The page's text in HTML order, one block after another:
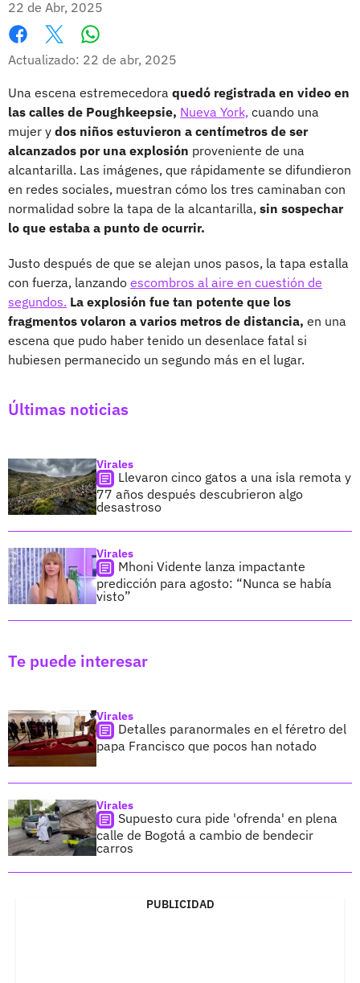
22 de Abr, 2025
Facebook
X
Actualizado: 22 de abr, 2025
Una escena estremecedora quedó registrada en video en
las calles de Poughkeepsie, Nueva York, cuando una
mujer y dos niños estuvieron a centímetros de ser
alcanzados por una explosión proveniente de una
alcantarilla. Las imágenes, que rápidamente se difundieron
en redes sociales, muestran cómo los tres caminaban con
normalidad sobre la tapa de la alcantarilla, sin sospechar
lo que estaba a punto de ocurrir.
Justo después de que se alejan unos pasos, la tapa estalla
con fuerza, lanzando escombros al aire en cuestión de
segundos. La explosión fue tan potente que los
fragmentos volaron a varios metros de distancia, en una
escena que pudo haber tenido un desenlace fatal si
hubiesen permanecido un segundo más en el lugar.
Últimas noticias
Virales
Llevaron cinco gatos a una isla remota y
77 años después descubrieron algo
desastroso
Virales
Mhoni Vidente lanza impactante
predicción para agosto: “Nunca se había
visto”
Te puede interesar
Virales
Detalles paranormales en el féretro del
papa Francisco que pocos han notado
Virales
Supuesto cura pide 'ofrenda' en plena
calle de Bogotá a cambio de bendecir
carros
PUBLICIDAD